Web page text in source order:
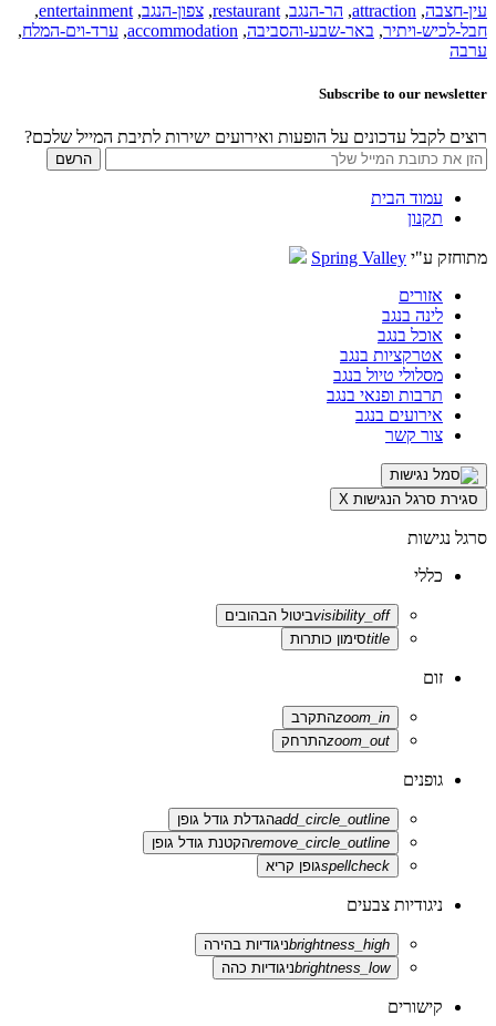
עין-חצבה,
attraction
, הר-הנגב,
restaurant
, צפון-הנגב,
entertainment
,
חבל-לכיש-ויתיר, באר-שבע-והסביבה,
accommodation
, ערד-וים-המלח,
ערבה
Subscribe to our newsletter
רוצים לקבל עדכונים על הופעות ואירועים ישירות לתיבת המייל שלכם?
עמוד הבית
תקנון
מתוחזק ע"י Spring Valley
אזורים
לינה בנגב
אוכל בנגב
אטרקציות בנגב
מסלולי טיול בנגב
תרבות ופנאי בנגב
אירועים בנגב
צור קשר
סגירת סרגל הנגישות X
סרגל נגישות
כללי
visibility_offביטול הבהובים
titleסימון כותרות
זום
zoom_inהתקרב
zoom_outהתרחק
גופנים
add_circle_outlineהגדלת גודל גופן
remove_circle_outlineהקטנת גודל גופן
spellcheckגופן קריא
ניגודיות צבעים
brightness_highניגודיות בהירה
brightness_lowניגודיות כהה
קישורים